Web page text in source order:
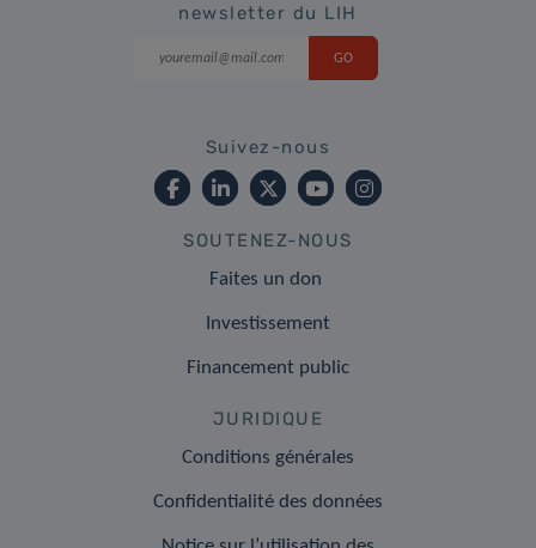
newsletter du LIH
Suivez-nous
SOUTENEZ-NOUS
Faites un don
Investissement
Financement public
JURIDIQUE
Conditions générales
Confidentialité des données